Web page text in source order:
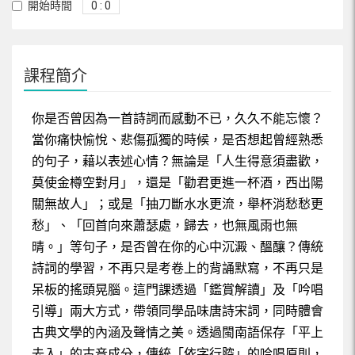
102下閩南文化-第9週
102下閩南文化-第10週
102下閩南文化-第11週
102下閩南文化-第12週
102下閩南文化-第13週
102下閩南文化-第14週
102下閩南文化-第15週
102下閩南文化-第16週
開始時間 0 : 0
課程簡介
你是否曾因為一首詩詞而感動不已，久久不能忘懷？
當你痛快愉悅、悲傷孤獨的時候，是否想起曾經熟悉
的句子，藉以表述心情？無論是「人生得意須盡歡，
莫使金樽空對月」，還是「勸君更進一杯酒，西出陽
關無故人」；或是「抽刀斷水水更流，舉杯消愁愁更
愁」、「回首向來蕭瑟處，歸去，也無風雨也無
晴。」等句子，是否曾在你的心中沉澱、醞釀？傳統
詩詞的學習，不再只是考卷上的背誦默寫，不再只是
呆板的搖頭晃腦。這門課透過「鑑賞解讀」及「吟唱
引導」兩大方式，帶領同學品味唐詩宋詞，同時體會
古典文學的內涵及聲情之美。透過閩南語保存「平上